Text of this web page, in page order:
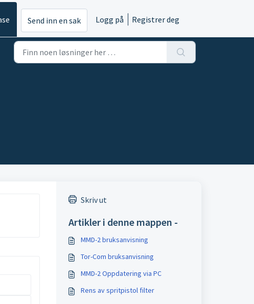
Send inn en sak Logg på Registrer deg
Skriv ut
Artikler i denne mappen -
MMD-2 bruksanvisning
Tor-Com bruksanvisning
MMD-2 Oppdatering via PC
Rens av spritpistol filter